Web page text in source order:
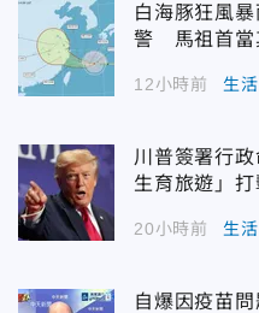
白海豚狂風
警 馬祖首當
12小時前 生活
川普簽署行
生育旅遊」打
20小時前 生活
自爆因疫苗